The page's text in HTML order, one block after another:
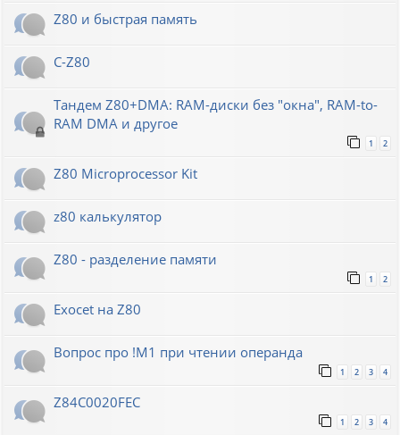
Z80 и быстрая память
C-Z80
Тандем Z80+DMA: RAM-диски без "окна", RAM-to-
RAM DMA и другое
1 2
Z80 Microprocessor Kit
z80 калькулятор
Z80 - разделение памяти
1 2
Exocet на Z80
Вопрос про !M1 при чтении операнда
1 2 3 4
Z84C0020FEC
1 2 3 4